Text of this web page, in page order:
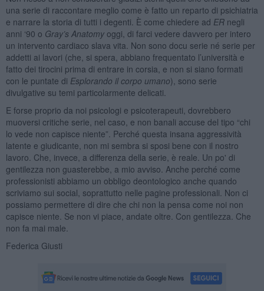
una serie di raccontare meglio come è fatto un reparto di psichiatria
e narrare la storia di tutti i degenti. È come chiedere ad ERnegli
anni ‘90 o Gray’s Anatomyoggi, di farci vedere davvero per intero
un intervento cardiaco slava vita. Non sono docu serie né serie per
addetti ai lavori (che, si spera, abbiano frequentato l’università e
fatto dei tirocini prima di entrare in corsia, e non si siano formati
con le puntate di Esplorando il corpo umano), sono serie
divulgative su temi particolarmente delicati.
E forse proprio da noi psicologi e psicoterapeuti, dovrebbero
muoversi critiche serie, nel caso, e non banali accuse del tipo “chi
lo vede non capisce niente”. Perché questa insana aggressività
latente e giudicante, non mi sembra si sposi bene con il nostro
lavoro. Che, invece, a differenza della serie, è reale. Un po' di
gentilezza non guasterebbe, a mio avviso. Anche perché come
professionisti abbiamo un obbligo deontologico anche quando
scriviamo sui social, soprattutto nelle pagine professionali. Non ci
possiamo permettere di dire che chi non la pensa come noi non
capisce niente. Se non vi piace, andate oltre. Con gentilezza. Che
non fa mai male.
Federica Giusti